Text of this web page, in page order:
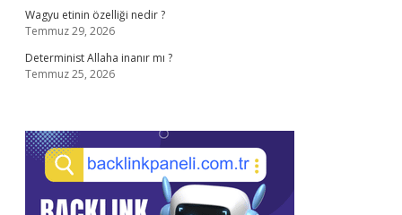
Wagyu etinin özelliği nedir ?
Temmuz 29, 2026
Determinist Allaha inanır mı ?
Temmuz 25, 2026